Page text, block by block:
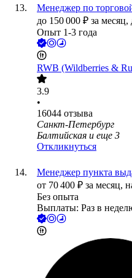
Менеджер по
до 150 000 ₽ за месяц,
Опыт 1-3 года
RWB (Wildberries &
3.9
•
16044 отзыва
Санкт-Петербург
Балтийская и еще 3
Откликнуться
Менеджер пункта
от 70 400 ₽ за месяц,
Без опыта
Выплаты: Раз в